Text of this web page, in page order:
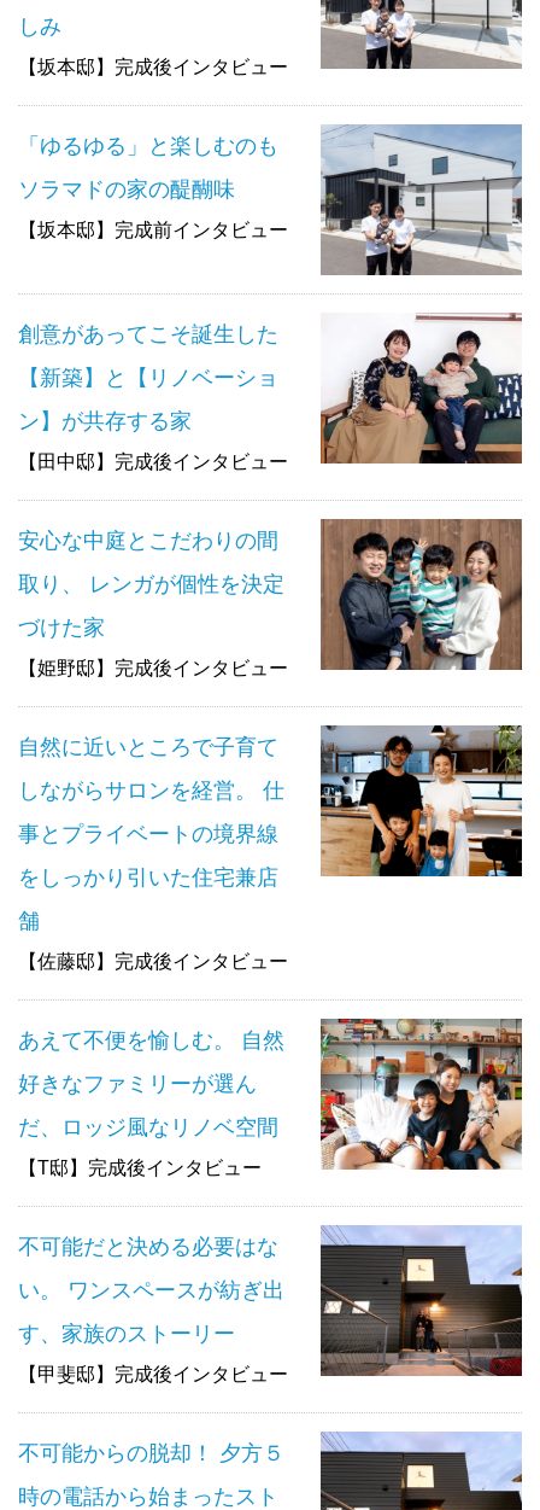
しみ
【坂本邸】完成後インタビュー
「ゆるゆる」と楽しむのも
ソラマドの家の醍醐味
【坂本邸】完成前インタビュー
創意があってこそ誕生した
【新築】と【リノベーショ
ン】が共存する家
【田中邸】完成後インタビュー
安心な中庭とこだわりの間
取り、 レンガが個性を決定
づけた家
【姫野邸】完成後インタビュー
自然に近いところで子育て
しながらサロンを経営。 仕
事とプライベートの境界線
をしっかり引いた住宅兼店
舗
【佐藤邸】完成後インタビュー
あえて不便を愉しむ。 自然
好きなファミリーが選ん
だ、ロッジ風なリノベ空間
【T邸】完成後インタビュー
不可能だと決める必要はな
い。 ワンスペースが紡ぎ出
す、家族のストーリー
【甲斐邸】完成後インタビュー
不可能からの脱却！ 夕方５
時の電話から始まったスト